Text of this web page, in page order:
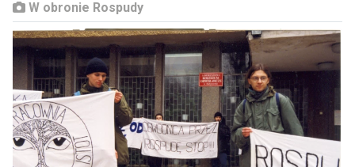
W obronie Rospudy